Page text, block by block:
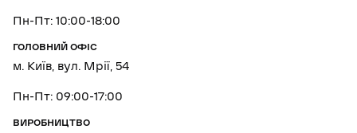
Пн-Пт: 10:00-18:00
ГОЛОВНИЙ ОФІС
м. Київ, вул. Мрії, 54
Пн-Пт: 09:00-17:00
ВИРОБНИЦТВО